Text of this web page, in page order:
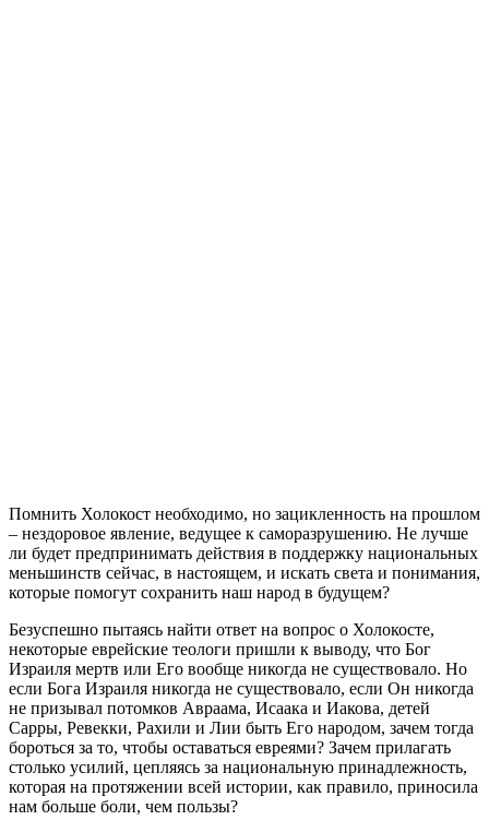
Помнить Холокост необходимо, но зацикленность на прошлом
– нездоровое явление, ведущее к саморазрушению. Не лучше
ли будет предпринимать действия в поддержку национальных
меньшинств сейчас, в настоящем, и искать света и понимания,
которые помогут сохранить наш народ в будущем?
Безуспешно пытаясь найти ответ на вопрос о Холокосте,
некоторые еврейские теологи пришли к выводу, что Бог
Израиля мертв или Его вообще никогда не существовало. Но
если Бога Израиля никогда не существовало, если Он никогда
не призывал потомков Авраама, Исаака и Иакова, детей
Сарры, Ревекки, Рахили и Лии быть Его народом, зачем тогда
бороться за то, чтобы оставаться евреями? Зачем прилагать
столько усилий, цепляясь за национальную принадлежность,
которая на протяжении всей истории, как правило, приносила
нам больше боли, чем пользы?